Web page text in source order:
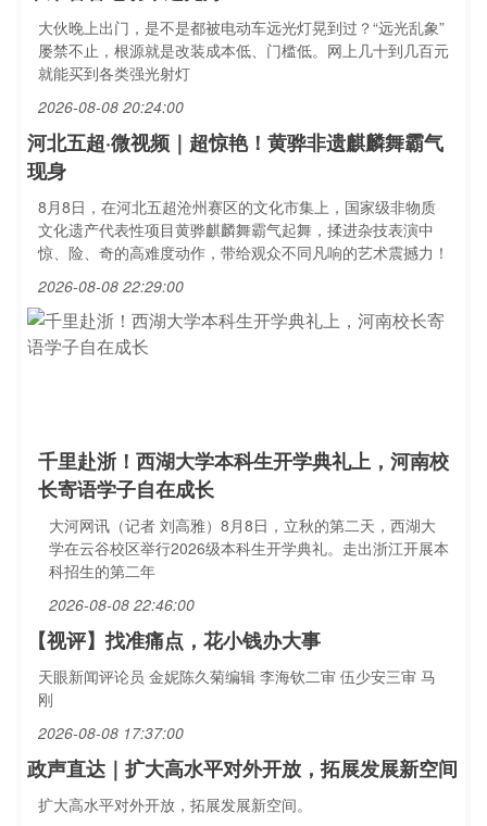
大伙晚上出门，是不是都被电动车远光灯晃到过？“远光乱象”
屡禁不止，根源就是改装成本低、门槛低。网上几十到几百元
就能买到各类强光射灯
2026-08-08 20:24:00
河北五超·微视频｜超惊艳！黄骅非遗麒麟舞霸气
现身
8月8日，在河北五超沧州赛区的文化市集上，国家级非物质
文化遗产代表性项目黄骅麒麟舞霸气起舞，揉进杂技表演中
惊、险、奇的高难度动作，带给观众不同凡响的艺术震撼力！
2026-08-08 22:29:00
千里赴浙！西湖大学本科生开学典礼上，河南校
长寄语学子自在成长
大河网讯（记者 刘高雅）8月8日，立秋的第二天，西湖大
学在云谷校区举行2026级本科生开学典礼。走出浙江开展本
科招生的第二年
2026-08-08 22:46:00
【视评】找准痛点，花小钱办大事
天眼新闻评论员 金妮陈久菊编辑 李海钦二审 伍少安三审 马
刚
2026-08-08 17:37:00
政声直达｜扩大高水平对外开放，拓展发展新空间
扩大高水平对外开放，拓展发展新空间。